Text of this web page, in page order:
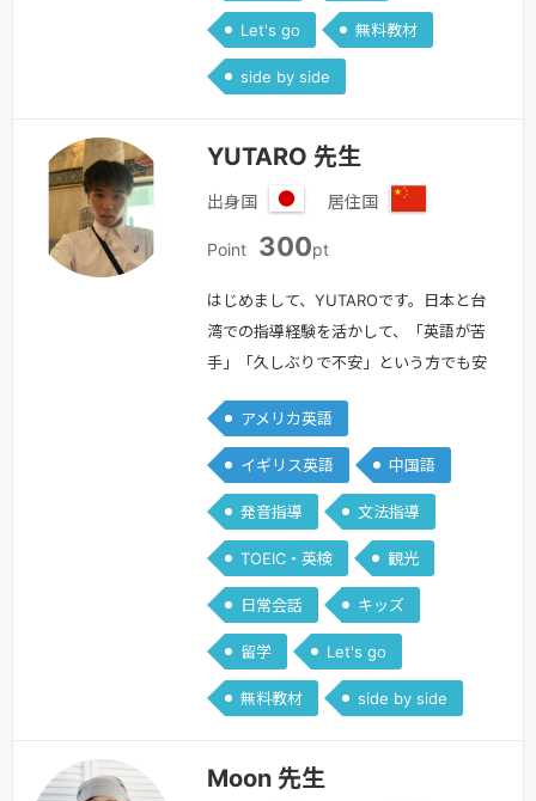
続きを見る »
Let's go 無料教材
side by side
YUTARO 先生
出身国
本
居住国
Point 300pt
はじめまして、YUTAROです。日本と台
湾での指導経験を活かして、「英語が苦
手」「久しぶりで不安」という方でも安
自己紹介日本の学習塾で4年間、子ども
から高校生まで英語を教え、TOEIC・英
検などの試験対策も行ってきました。現
在は台湾で日本語教師として働きながら
大学院で言語・文化に関する研究をして
おり、日本語と英語を 比較 しながら
わかりやすく説明するのが得意で…
きを見る »
アメリカ英語
イギリス英語 中国語
発音指導 文法指導
TOEIC・英検 観光
日常会話 キッズ
留学 Let's go
無料教材 side by side
Moon 先生